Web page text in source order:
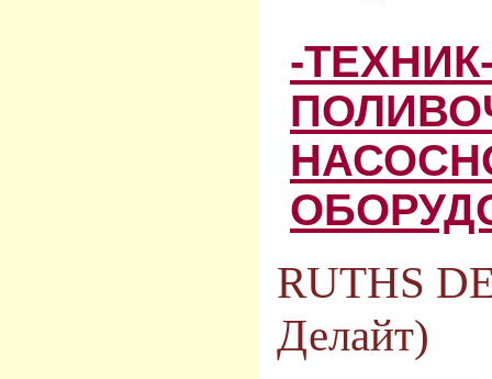
-
RUTHS
Делайт)